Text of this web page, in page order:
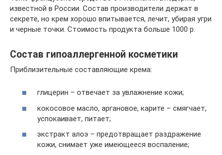
известной в России. Состав производители держат в
секрете, но крем хорошо впитывается, лечит, убирая угри
и черные точки. Стоимость продукта больше 1000 р.
Состав гипоаллергенной косметики
Приблизительные составляющие крема:
глицерин – отвечает за увлажнение кожи;
кокосовое масло, аргановое, карите – смягчает,
успокаивает, питает;
экстракт алоэ – предотвращает раздражение
кожи, снимает уже имеющееся воспаление;